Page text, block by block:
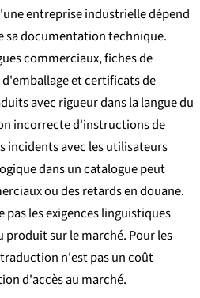
entreprise industrielle dépend
sa documentation technique.
commerciaux, fiches de
et certificats de
avec rigueur dans la langue du
incorrecte d'instructions de
incidents avec les utilisateurs
dans un catalogue peut
ou des retards en douane.
les exigences linguistiques
produit sur le marché. Pour les
n'est pas un coût
d'accès au marché.